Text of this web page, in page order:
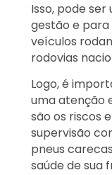
Isso, pode
gestão e para
veículos
rodovias
Logo, é
uma atenção
são os riscos
supervisão
pneus
saúde de sua